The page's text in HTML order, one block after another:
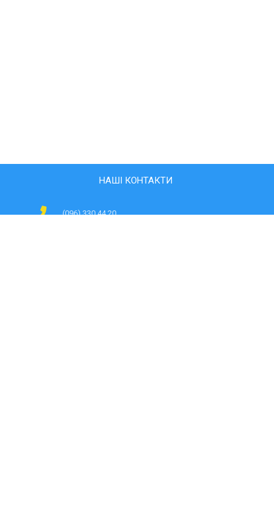
НАШІ КОНТАКТИ
(096) 330 44 20